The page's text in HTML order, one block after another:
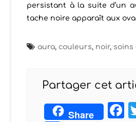
persistant à la suite d’un
tache noire apparaît aux
aura, couleurs, noir, soins
Partager cet
Share